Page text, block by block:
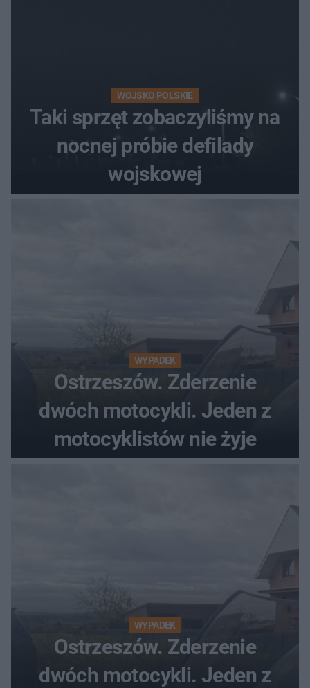
WOJSKO POLSKIE
Taki sprzęt zobaczyliśmy na
nocnej próbie defilady
wojskowej
WYPADEK
Ostrzeszów. Zderzenie
dwóch motocykli. Jeden z
motocyklistów nie żyje
WYPADEK
Ostrzeszów. Zderzenie
dwóch motocykli. Jeden z